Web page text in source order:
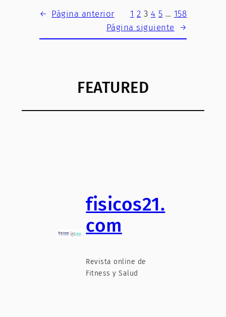
← Página anterior 1 2 3 4 5 … 158
Página siguiente
→
FEATURED
fisicos21.
com
Revista online de
Fitness y Salud